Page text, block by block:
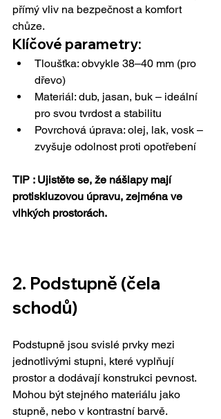
přímý vliv na bezpečnost a komfort
chůze.
Klíčové parametry:
Tloušťka: obvykle 38–40 mm (pro
dřevo)
Materiál: dub, jasan, buk – ideální
pro svou tvrdost a stabilitu
Povrchová úprava: olej, lak, vosk –
zvyšuje odolnost proti opotřebení
TIP : Ujistěte se, že nášlapy mají
protiskluzovou úpravu, zejména ve
vlhkých prostorách.
2. Podstupně (čela
schodů)
Podstupně jsou svislé prvky mezi
jednotlivými stupni, které vyplňují
prostor a dodávají konstrukci pevnost.
Mohou být stejného materiálu jako
stupně, nebo v kontrastní barvě.